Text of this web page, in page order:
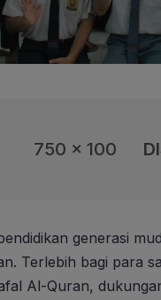
750 x 100
generasi
Terlebih bagi para
Al-Quran,